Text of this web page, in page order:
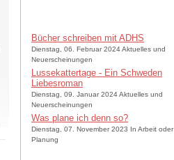
Bücher schreiben mit ADHS
Dienstag, 06. Februar 2024 Aktuelles und
Neuerscheinungen
Lussekattertage - Ein Schweden
Liebesroman
Dienstag, 09. Januar 2024 Aktuelles und
Neuerscheinungen
Was plane ich denn so?
Dienstag, 07. November 2023 In Arbeit oder
Planung